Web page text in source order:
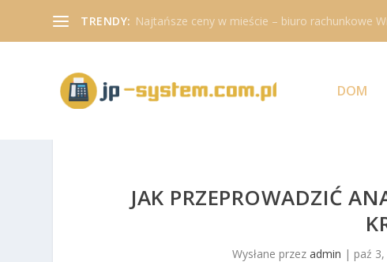
TRENDY: Najtańsze ceny w mieście – biuro rachunkowe
DOM
JAK PRZEPROWADZIĆ
Wysłane przezadmin | paź